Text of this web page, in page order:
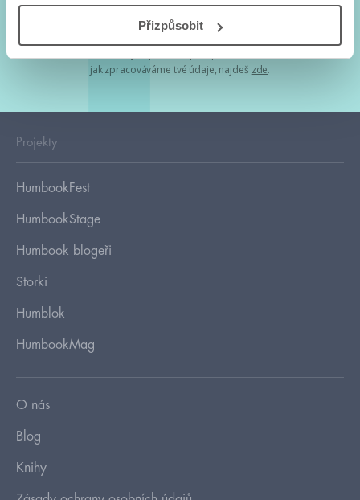
Přizpůsobit
Tvá e-mailová adresa je u nás v bezpečí. Přečti si
jak zpracováváme tvé údaje, najdeš zde.
Projekty
HumbookFest
HumbookStage
Humbook blogeři
Storki
Humblok
HumbookMag
O nás
Blog
Knihy